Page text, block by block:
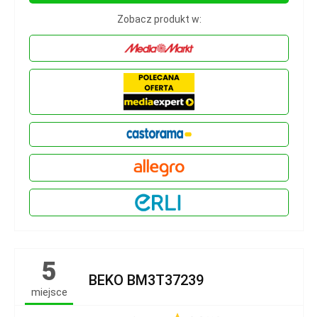
Zobacz produkt w:
5
miejsce
BEKO BM3T37239